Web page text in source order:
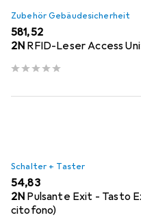
Zubehör Gebäudesicherheit
EUR
581,52
2N RFID-Leser Access
Schalter + Taster
EUR
54,83
2N Pulsante Exit - Tasto
citofono)